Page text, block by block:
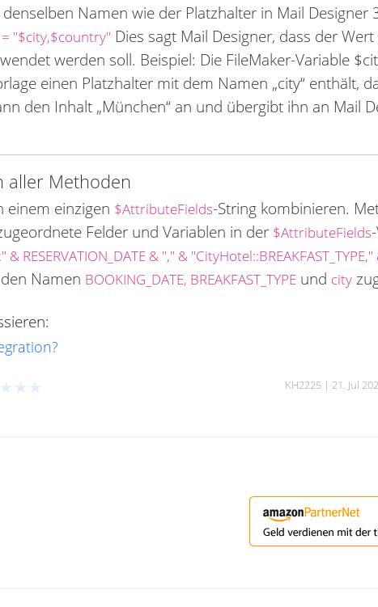
Namen wie der Platzhalter in Mail Designer
"$city,$country" Dies sagt Mail Designer, dass der
werden soll. Beispiel: Die FileMaker-Variable
einen Platzhalter mit dem Namen „city“ enthält,
den Inhalt „München“ an und übergibt ihn an Mail
aller Methoden
einem einzigen $AttributeFields-String kombinieren.
Felder und Variablen in der $AttributeFields
RESERVATION_DATE & "," &
Namen BOOKING_DATE, BREAKFAST_TYPEund city
★ ★ ★ KH2225 | 21. Jul